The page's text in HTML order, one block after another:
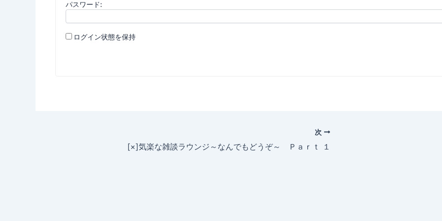
パスワード:
ログイン状態を保持
次
[×]気楽な雑談ラウンジ～なんでもどうぞ～ Ｐａｒｔ １